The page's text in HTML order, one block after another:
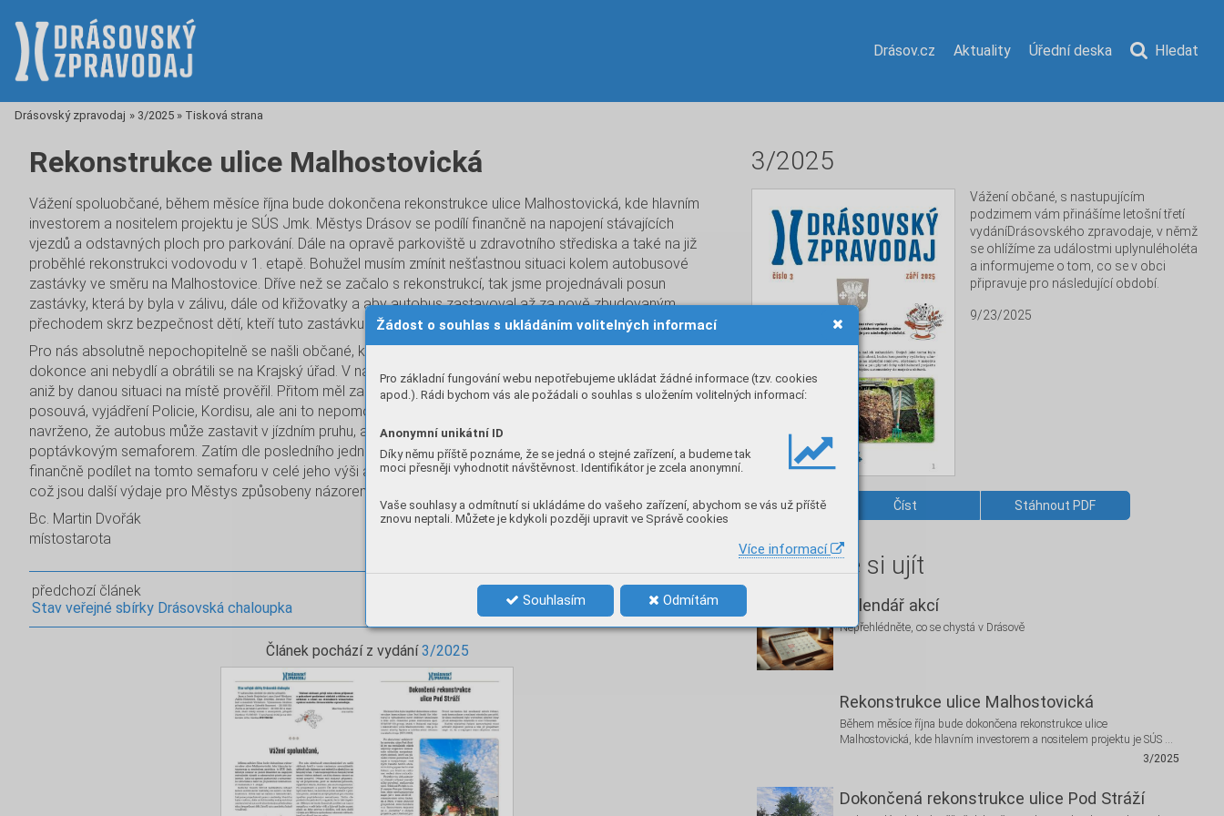
Žádost o souhlas s ukládáním volitelných informací
Pro základní fungování webu nepotřebujeme ukládat žádné informace (tzv. cookies
apod.). Rádi bychom vás ale požádali o souhlas s uložením volitelných informací:
Anonymní unikátní ID
Díky němu příště poznáme, že se jedná o stejné zařízení, a budeme tak
moci přesněji vyhodnotit návštěvnost. Identifikátor je zcela anonymní.
Vaše souhlasy a odmítnutí si ukládáme do vašeho zařízení, abychom se vás už příště
znovu neptali. Můžete je kdykoli později upravit ve Správě cookies
Více informací
Souhlasím Odmítám
Drásov.cz Aktuality Úřední deska Hledat
Drásovský zpravodaj » 3/2025 » Tisková strana
Rekonstrukce ulice Malhostovická
Vážení spoluobčané, během měsíce října bude dokončena rekonstrukce ulice Malhostovická, kde hlavním
investorem a nositelem projektu je SÚS Jmk. Městys Drásov se podílí finančně na napojení stávajících
vjezdů a odstavných ploch pro parkování. Dále na opravě parkoviště u zdravotního střediska a také na již
proběhlé rekonstrukci vodovodu v 1. etapě. Bohužel musím zmínit nešťastnou situaci kolem autobusové
zastávky ve směru na Malhostovice. Dříve než se začalo s rekonstrukcí, tak jsme projednávali posun
zastávky, která by byla v zálivu, dále od křižovatky a aby autobus zastavoval až za nově zbudovaným
přechodem skrz bezpečnost dětí, kteří tuto zastávku hojně využívají.
Pro nás absolutně nepochopitelně se našli občané, kteří s touto variantou nesouhlasili, někteří zde
dokonce ani nebydlí a obrátili se na Krajský úřad. V náš neprospěch se Krajský úřad zastal těchto občanů,
aniž by danou situaci na místě prověřil. Přitom měl zaslané připomínky od projektanta, proč se zastávka
posouvá, vyjádření Policie, Kordisu, ale ani to nepomohlo. Po projednání s policií ČR skrz bezpečnost bylo
navrženo, že autobus může zastavit v jízdním pruhu, avšak musí být přechod pro chodce opatřen
poptávkovým semaforem. Zatím dle posledního jednání to vypadá, že to tak dopadne. Městys se bude
finančně podílet na tomto semaforu v celé jeho výši a hlavně bude muset platit za jeho provoz a údržbu,
což jsou další výdaje pro Městys způsobeny názorem občanů, kteří se dívají jen na sebe.
Bc. Martin Dvořák
místostarota
předchozí článek
Stav veřejné sbírky Drásovská chaloupka
následující článek
Dokončená rekonstrukce ulice Pod Stráží
Článek pochází z vydání 3/2025
3/2025
Vážení občané, s nastupujícím
podzimem vám přinášíme letošní třetí
vydáníDrásovského zpravodaje, v němž
se ohlížíme za událostmi uplynuléholéta
a informujeme o tom, co se v obci
připravuje pro následující období.
9/23/2025
Číst Stáhnout PDF
Nenechte si ujít
Kalendář akcí
Nepřehlédněte, co se chystá v Drásově
Rekonstrukce ulice Malhostovická
Během měsíce října bude dokončena rekonstrukce ulice
Malhostovická, kde hlavním investorem a nositelem projektu je SÚS …
3/2025
Dokončená rekonstrukce ulice Pod Stráží